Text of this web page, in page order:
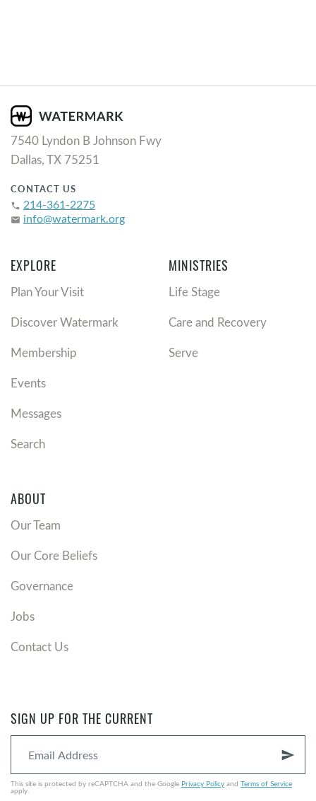
7540 Lyndon B Johnson Fwy
Dallas, TX 75251
CONTACT US
phone 214-361-2275
email info@watermark.org
EXPLORE
Plan Your Visit
Discover Watermark
Membership
Events
Messages
Search
MINISTRIES
Life Stage
Care and Recovery
Serve
ABOUT
Our Team
Our Core Beliefs
Governance
Jobs
Contact Us
SIGN UP FOR THE CURRENT
send
This site is protected by reCAPTCHA and the Google Privacy Policy and Terms of Service
apply.